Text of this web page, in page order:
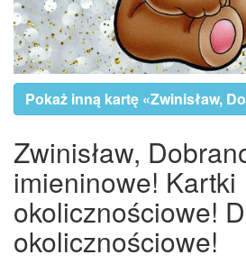
Pokaż inną kartę «Zwinisław,
Zwinisław,
imieninowe! Kartki
okolicznościowe!
okolicznościowe!